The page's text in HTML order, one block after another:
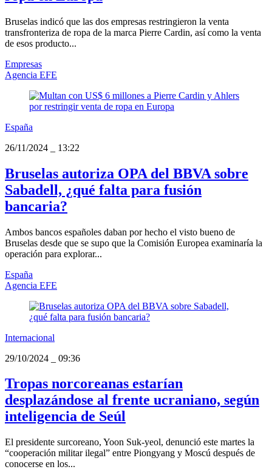
Bruselas indicó que las dos empresas restringieron la venta
transfronteriza de ropa de la marca Pierre Cardin, así como la venta
de esos producto...
Empresas
Agencia EFE
España
26/11/2024
13:22
Bruselas autoriza OPA del BBVA sobre
Sabadell, ¿qué falta para fusión
bancaria?
Ambos bancos españoles daban por hecho el visto bueno de
Bruselas desde que se supo que la Comisión Europea examinaría la
operación para explorar...
España
Agencia EFE
Internacional
29/10/2024
09:36
Tropas norcoreanas estarían
desplazándose al frente ucraniano, según
inteligencia de Seúl
El presidente surcoreano, Yoon Suk-yeol, denunció este martes la
“cooperación militar ilegal” entre Piongyang y Moscú después de
conocerse en los...